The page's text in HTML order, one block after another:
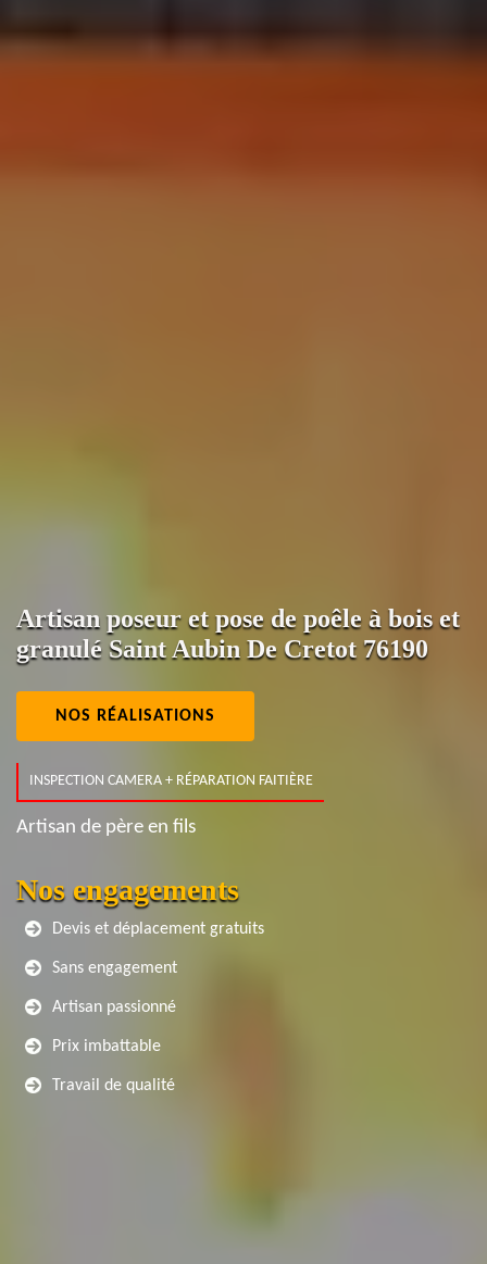
Artisan poseur et pose de poêle à bois et
granulé Saint Aubin De Cretot 76190
NOS RÉALISATIONS
INSPECTION CAMERA + RÉPARATION FAITIÈRE
Artisan de père en fils
Nos engagements
Devis et déplacement gratuits
Sans engagement
Artisan passionné
Prix imbattable
Travail de qualité